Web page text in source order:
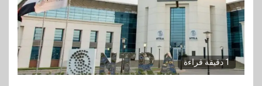
1 دقيقة قراءة